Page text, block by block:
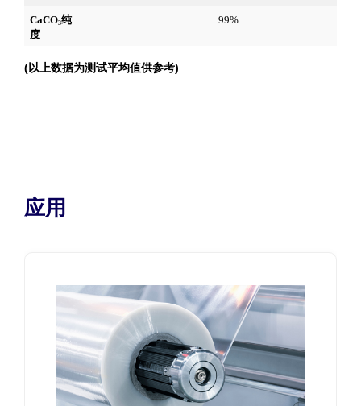
CaCO3纯
度
99%
(以上数据为测试平均值供参考)
应用